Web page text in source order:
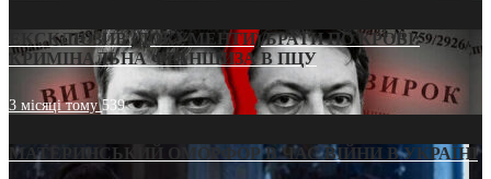
ЕКСКЛЮЗИВ (ДОКУМЕНТИ)/БРАТИ ПО КРОВІ:
КРИМІНАЛЬНА ФРАНШИЗА В ПЦУ
3 місяці тому539
МАТЕРИНСЬКИЙ ОМОРФОР В ЧАС ВІЙНИ В УКРАЇНІ